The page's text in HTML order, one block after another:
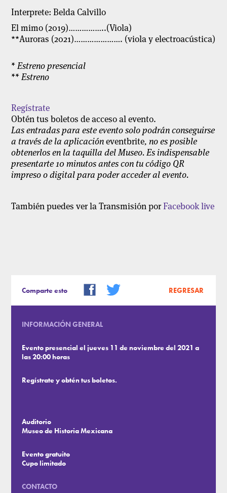
Interprete: Belda Calvillo
El mimo (2019)……………..(Viola)
**Auroras (2021)…………………. (viola y electroacústica)
* Estreno presencial
** Estreno
Regístrate
Obtén tus boletos de acceso al evento.
Las entradas para este evento solo podrán conseguirse
a través de la aplicacióneventbrite, no es posible
obtenerlos en la taquilla del Museo. Es indispensable
presentarte 10 minutos antes con tu código QR
impreso o digital para poder acceder al evento.
También puedes ver la Transmisión porFacebook live
Comparte esto REGRESAR
INFORMACIÓN GENERAL
Evento presencial el jueves 11 de noviembre del 2021 a
las 20:00 horas
Regístrate y obtén tus boletos.
Auditorio
Museo de Historia Mexicana
Evento gratuito
Cupo limitado
CONTACTO